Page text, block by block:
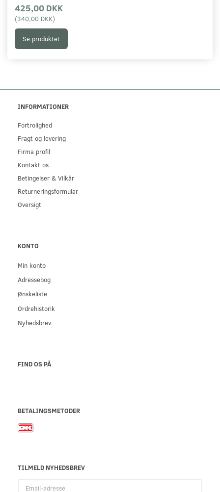
425,00 DKK
(340,00 DKK)
Se produktet
INFORMATIONER
Fortrolighed
Fragt og levering
Firma profil
Kontakt os
Betingelser & Vilkår
Returneringsformular
Oversigt
KONTO
Min konto
Adressebog
Ønskeliste
Ordrehistorik
Nyhedsbrev
FIND OS PÅ
BETALINGSMETODER
TILMELD NYHEDSBREV